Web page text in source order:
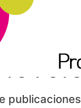
publicaciones